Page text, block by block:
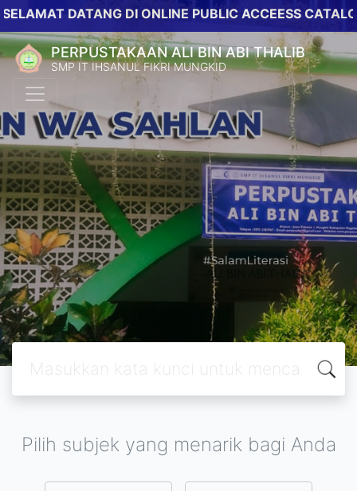
DATANG DI ONLINE PUBLIC ACCEESS CATALOG
PERPUSTAKAAN ALI BIN ABI THALIB
SMP IT IHSANUL FIKRI MUNGKID
Pilih subjek yang menarik bagi Anda